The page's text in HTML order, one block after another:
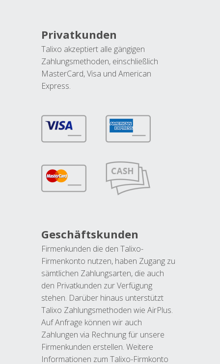
Privatkunden
Talixo akzeptiert alle gängigen
Zahlungsmethoden, einschließlich
MasterCard, Visa und American
Express.
Geschäftskunden
Firmenkunden die den Talixo-
Firmenkonto nutzen, haben Zugang zu
sämtlichen Zahlungsarten, die auch
den Privatkunden zur Verfügung
stehen. Darüber hinaus unterstützt
Talixo Zahlungsmethoden wie AirPlus.
Auf Anfrage können wir auch
Zahlungen via Rechnung für unsere
Firmenkunden erstellen. Weitere
Informationen zum Talixo-Firmkonto